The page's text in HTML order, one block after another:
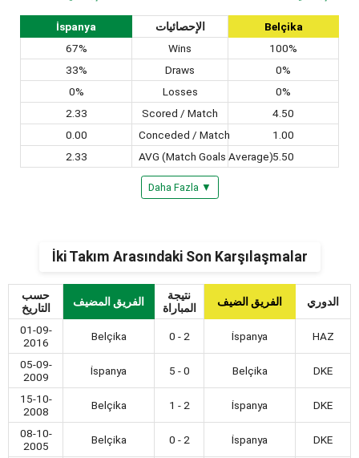
İspanya الإحصائيات
Belçika
67%
Wins
100%
33%
Draws
0%
0%
Losses
0%
2.33
Scored / Match
4.50
0.00
Conceded / Match
1.00
2.33
AVG (Match Goals Average)5.50
Daha Fazla ▼
İki Takım Arasındaki Son Karşılaşmalar
حسب
التاريخ
الفريق المضيف
نتيجة
المباراة
الفريق الضيف الدوري
01-09-
2016
Belçika 0 - 2 İspanya HAZ
05-09-
2009
İspanya 5 - 0 Belçika DKE
15-10-
2008
Belçika 1 - 2 İspanya DKE
08-10-
2005
Belçika 0 - 2 İspanya DKE